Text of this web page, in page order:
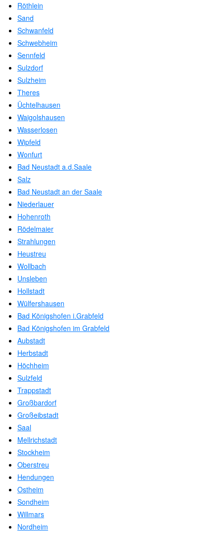
Röthlein
Sand
Schwanfeld
Schwebheim
Sennfeld
Sulzdorf
Sulzheim
Theres
Üchtelhausen
Waigolshausen
Wasserlosen
Wipfeld
Wonfurt
Bad Neustadt a.d.Saale
Salz
Bad Neustadt an der Saale
Niederlauer
Hohenroth
Rödelmaier
Strahlungen
Heustreu
Wollbach
Unsleben
Hollstadt
Wülfershausen
Bad Königshofen i.Grabfeld
Bad Königshofen im Grabfeld
Aubstadt
Herbstadt
Höchheim
Sulzfeld
Trappstadt
Großbardorf
Großeibstadt
Saal
Mellrichstadt
Stockheim
Oberstreu
Hendungen
Ostheim
Sondheim
Willmars
Nordheim